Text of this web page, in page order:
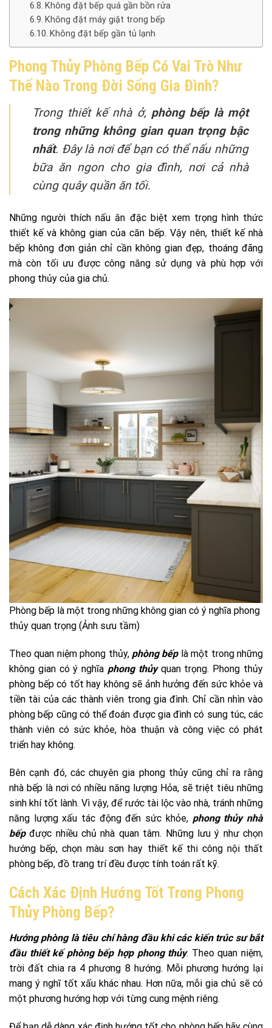
Không đặt bếp quá gần bồn rửa
Không đặt máy giặt trong bếp
Không đặt bếp gần tủ lạnh
Phong Thủy Phòng Bếp Có Vai Trò Như
Thế Nào Trong Đời Sống Gia Đình?
Trong thiết kế nhà ở, phòng bếp là một
trong những không gian quan trọng bậc
nhất. Đây là nơi để bạn có thể nấu những
bữa ăn ngon cho gia đình, nơi cả nhà
cùng quây quần ăn tối.
Những người thích nấu ăn đặc biệt xem trọng hình thức
thiết kế và không gian của căn bếp. Vậy nên, thiết kế nhà
bếp không đơn giản chỉ cần không gian đẹp, thoáng đãng
mà còn tối ưu được công năng sử dụng và phù hợp với
phong thủy của gia chủ.
Phòng bếp là một trong những không gian có ý nghĩa phong
thủy quan trọng (Ảnh sưu tầm)
Theo quan niệm phong thủy, phòng bếplà một trong những
không gian có ý nghĩa phong thủyquan trọng. Phong thủy
phòng bếp có tốt hay không sẽ ảnh hưởng đến sức khỏe và
tiền tài của các thành viên trong gia đình. Chỉ cần nhìn vào
phòng bếp cũng có thể đoán được gia đình có sung túc, các
thành viên có sức khỏe, hòa thuận và công việc có phát
triển hay không.
Bên cạnh đó, các chuyên gia phong thủy cũng chỉ ra rằng
nhà bếp là nơi có nhiều năng lượng Hỏa, sẽ triệt tiêu những
sinh khí tốt lành. Vì vậy, để rước tài lộc vào nhà, tránh những
năng lượng xấu tác động đến sức khỏe, phong thủy nhà
bếpđược nhiều chủ nhà quan tâm. Những lưu ý như chọn
hướng bếp, chọn màu sơn hay thiết kế thi công nội thất
phòng bếp, đồ trang trí đều được tính toán rất kỹ.
Cách Xác Định Hướng Tốt Trong Phong
Thủy Phòng Bếp?
Hướng phòng là tiêu chí hàng đầu khi các kiến trúc sư bắt
đầu thiết kế phòng bếp hợp phong thủy. Theo quan niệm,
trời đất chia ra 4 phương 8 hướng. Mỗi phương hướng lại
mang ý nghĩ tốt xấu khác nhau. Hơn nữa, mỗi gia chủ sẽ có
một phương hướng hợp với từng cung mệnh riêng.